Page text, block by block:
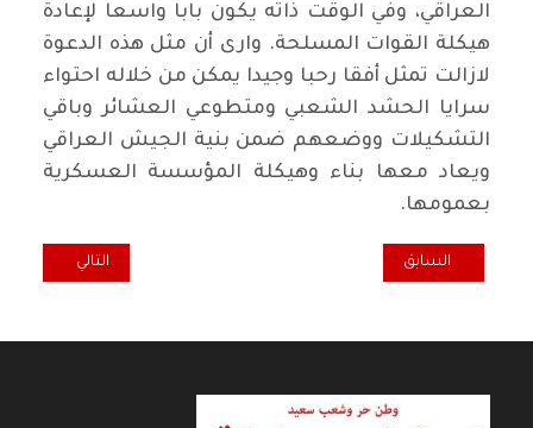
العراقي، وفي الوقت ذاته يكون بابا واسعا لإعادة
هيكلة القوات المسلحة. وارى أن مثل هذه الدعوة
لازالت تمثل أفقا رحبا وجيدا يمكن من خلاله احتواء
سرايا الحشد الشعبي ومتطوعي العشائر وباقي
التشكيلات ووضعهم ضمن بنية الجيش العراقي
ويعاد معها بناء وهيكلة المؤسسة العسكرية
بعمومها.
المقال السابق: بمناسبة الذكرى الـ 50 لوفاة جورج لوكاش
السابق المقال التالي:
التالي